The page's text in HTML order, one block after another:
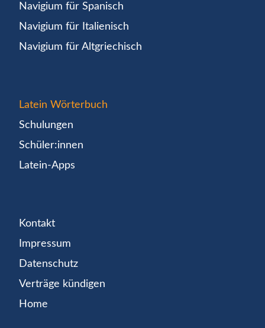
Navigium für Spanisch
Navigium für Italienisch
Navigium für Altgriechisch
Latein Wörterbuch
Schulungen
Schüler:innen
Latein-Apps
Kontakt
Impressum
Datenschutz
Verträge kündigen
Home